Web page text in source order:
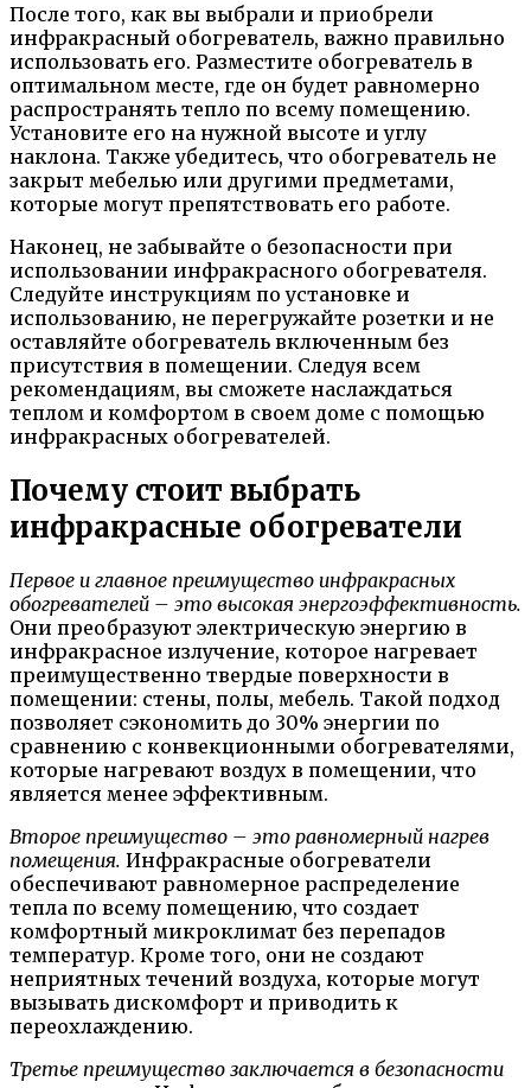
После того, как вы выбрали и приобрели
инфракрасный обогреватель, важно правильно
использовать его. Разместите обогреватель в
оптимальном месте, где он будет равномерно
распространять тепло по всему помещению.
Установите его на нужной высоте и углу
наклона. Также убедитесь, что обогреватель не
закрыт мебелью или другими предметами,
которые могут препятствовать его работе.
Наконец, не забывайте о безопасности при
использовании инфракрасного обогревателя.
Следуйте инструкциям по установке и
использованию, не перегружайте розетки и не
оставляйте обогреватель включенным без
присутствия в помещении. Следуя всем
рекомендациям, вы сможете наслаждаться
теплом и комфортом в своем доме с помощью
инфракрасных обогревателей.
Почему стоит выбрать
инфракрасные обогреватели
Первое и главное преимущество инфракрасных
обогревателей – это высокая энергоэффективность.
Они преобразуют электрическую энергию в
инфракрасное излучение, которое нагревает
преимущественно твердые поверхности в
помещении: стены, полы, мебель. Такой подход
позволяет сэкономить до 30% энергии по
сравнению с конвекционными обогревателями,
которые нагревают воздух в помещении, что
является менее эффективным.
Второе преимущество – это равномерный нагрев
помещения. Инфракрасные обогреватели
обеспечивают равномерное распределение
тепла по всему помещению, что создает
комфортный микроклимат без перепадов
температур. Кроме того, они не создают
неприятных течений воздуха, которые могут
вызывать дискомфорт и приводить к
переохлаждению.
Третье преимущество заключается в безопасности